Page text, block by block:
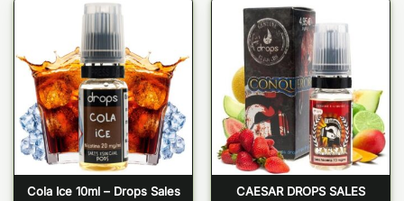
Cola Ice 10ml – Drops Sales CAESAR DROPS SALES